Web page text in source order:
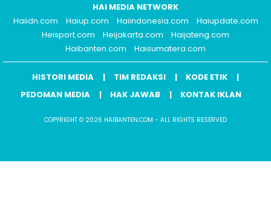
HAI MEDIA NETWORK
Haiidn.com
Haiup.com Haiindonesia.com
Haiupdate.com
Heisport.com
Heijakarta.com
Haijateng.com
Haibanten.com
Haisumatera.com
HISTORI MEDIA TIM REDAKSI
KODE ETIK
PEDOMAN MEDIA
HAK JAWAB KONTAK IKLAN
COPYRIGHT © 2026 HAIBANTEN.COM - ALL RIGHTS RESERVED